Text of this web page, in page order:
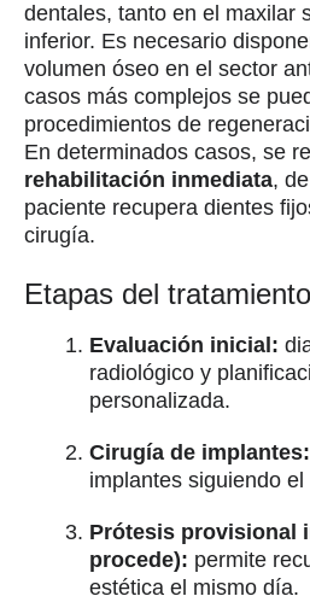
dentales, tanto en el maxilar
inferior. Es necesario
volumen óseo en el sector
casos más complejos se
procedimientos de
En determinados casos, se
rehabilitación inmediata,
paciente recupera dientes
cirugía.
Etapas del tratamiento
Evaluación inicial:
radiológico y
personalizada.
Cirugía de implantes:
implantes siguiendo
Prótesis provisional
procede): permite
estética el mismo día.